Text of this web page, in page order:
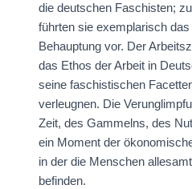
die deutschen Faschisten;
führten sie exemplarisch
Behauptung vor. Der
das Ethos der Arbeit in
seine faschistischen
verleugnen. Die
Zeit, des Gammelns, des
ein Moment der
in der die Menschen
befinden.